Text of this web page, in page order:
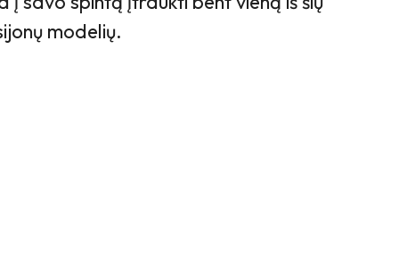
modelių.